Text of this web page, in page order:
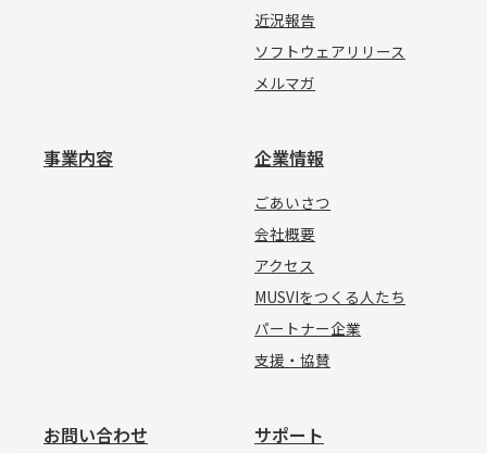
近況報告
ソフトウェアリリース
メルマガ
事業内容 企業情報
ごあいさつ
会社概要
アクセス
MUSVIをつくる人たち
パートナー企業
支援・協賛
お問い合わせ サポート